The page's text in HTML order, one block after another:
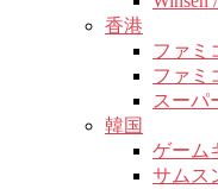
香港
ファミ
ファミ
スーパ
韓国
ゲーム
サムス